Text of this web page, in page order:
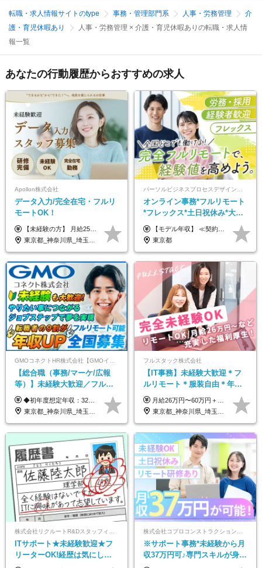
転職・求人情報サイトのtype 事務・管理部門系 人事・労務管理
介
護・育児休暇あり
人事・労務管理 × 介護・育児休暇ありの転職・求人情
報一覧
あなたの行動履歴からおすすめの求人
Apollon株式会社
データ入力/完全在宅・フルリ
モートOK！
【未経験の方】 月給25.5万円以上＋各種手当 【事務経験3年以上の方】 月給28万円以上＋各種手当 ※経験・スキル・年齢を考慮の上、決定します ※試用期間：3ヶ月(雇用形態は正社員、給与・待遇に変更はありません) ※残業代は全額別途支給 ※昇給：年1回（査定あり） ※賞与：年3回（業績に応じて支給） ＼努力がしっかり評価される環境です！／ 「どんなスキルを身につければ昇給できるか」が明確だから、 着実に成長しながら収入アップを目指せます。
東京都_神奈川県_埼玉県_千葉県_大阪府_愛知県_北海道_青森県_岩手県_宮城県_秋田県_山形県_福島県_茨城県_栃木県_群馬県_新潟県_山梨県_長野県_富山県_石川県_福井県_静岡県_岐阜県_三重県_兵庫県_京都府_滋賀県_奈良県_和歌山県_広島県_岡山県_鳥取県_島根県_山口県_徳島県_香川県_愛媛県_高知県_福岡県_熊本県_佐賀県_長崎県_大分県_宮崎県_鹿児島県_沖縄県
パーソルビジネスプロセスデザイン株式会社 事業開発本部
オンライン事務*フルリモート
*フレックス*土日祝休み*大手
パーソルグループ*オンライン
面接*30～40代活躍中
【モデル年収】 ≪契約社員≫ 年収330万円 (基本給23万 ＋ 地区手当3万円 ＋ 賞与)：都内在住 年収264万円 (基本給21万 ＋ 賞与)：静岡県在住 --------------- ●月給21万円～28万9900円＋賞与（年2回）＋各種手当 ●1年目想定給与：年収264万円～364万円 ●経験やスキルに応じて優遇します！ ※お住まいの地域により0～3万円の地区手当を支給しております ※試用期間中（3ヶ月間）の雇用形態および待遇に差異はありません ※残業代については選考時に詳細をご説明します ※通算契約期間の上限は5年となります ≪アルバイト≫ ●時給1,250円～2,300円 ●経験やスキルに応じて優遇します！ ●ご希望に応じ、扶養内での勤務も可能です！ ※試用期間中の雇用形態および待遇に差異はありません
東京都
【総合職（事務/マーケ/広報
等）】未経験大歓迎／フルリ
モ可で全国募集！年収アップ
多数★年休最大130日★
◆初年度想定年収：320万円〜840万円 【関東／一都三県】月給24万円〜70万円 【関西・東海地方】月給23万円〜65万円 【その他の地方等】月給22万円〜60万円 ※ご経験・スキル・前職給与などを考慮の上決定いたします。 ◉固定残業代制（固定残業代10,000円含） 固定残業代は7時間分・時間超過分は追加支給 ≪月給例≫ ・月給54万円（29歳／入社3年目） ・月給38万円（26歳／入社2年目） ・月給28万円（24歳／入社1年目） ※試用期間は6ヶ月で、その間の雇用形態は契約社員です。そのほかの条件に変更はありません。
東京都_神奈川県_埼玉県_千葉県_大阪府_愛知県_北海道_青森県_岩手県_宮城県_秋田県_山形県_福島県_茨城県_栃木県_群馬県_新潟県_山梨県_長野県_富山県_石川県_福井県_静岡県_岐阜県_三重県_兵庫県_京都府_滋賀県_奈良県_和歌山県_広島県_岡山県_鳥取県_島根県_山口県_徳島県_香川県_愛媛県_高知県_福岡県_熊本県_佐賀県_長崎県_大分県_宮崎県_鹿児島県_沖縄県
フルスタック株式会社
【IT事務】未経験大歓迎＊フ
ルリモート＊服装自由＊年休
125日以上＊残業なし＊月給26
万円以上
月給26万円〜60万円＋諸手当＋インセンティブ（２種）＋賞与 ★Point 設立から9ヶ月で全社員2万円の昇給実績 ※成果はしっかりと還元いたします！ ★Point 100％年収UPでの待遇提示も可能！ ※経験者であれば、100％年収アップも実現可能です。 ※試用期間最大2ヶ月/月給22万円〜
東京都_神奈川県_埼玉県_千葉県_茨城県
ITサポート★未経験歓迎★フ
リーターOK!経歴は気にしな
くて大丈夫★超大手リクルー
※サポート事務*未経験から月
収37万円可♪専門スキルが身に
付く！Web面接＆リモート研